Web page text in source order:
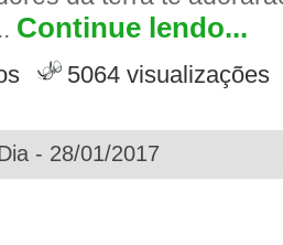
Continue lendo...
5064 visualizações
- 28/01/2017